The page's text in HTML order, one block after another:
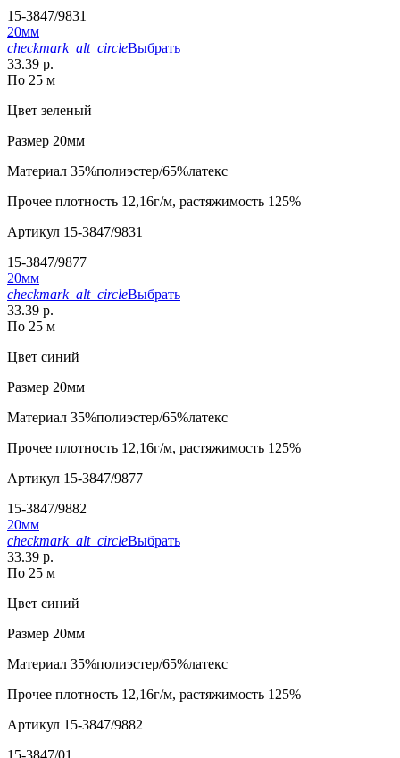
15-3847/9831
20мм
checkmark_alt_circleВыбрать
33.39 р.
По 25 м
Цвет зеленый
Размер 20мм
Материал 35%полиэстер/65%латекс
Прочее плотность 12,16г/м, растяжимость 125%
Артикул 15-3847/9831
15-3847/9877
20мм
checkmark_alt_circleВыбрать
33.39 р.
По 25 м
Цвет синий
Размер 20мм
Материал 35%полиэстер/65%латекс
Прочее плотность 12,16г/м, растяжимость 125%
Артикул 15-3847/9877
15-3847/9882
20мм
checkmark_alt_circleВыбрать
33.39 р.
По 25 м
Цвет синий
Размер 20мм
Материал 35%полиэстер/65%латекс
Прочее плотность 12,16г/м, растяжимость 125%
Артикул 15-3847/9882
15-3847/01